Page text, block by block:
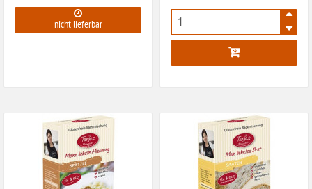
ohne Guarkernmehl
ohne Sellerie
glutenfrei
ohne
Sonnenblumen
nicht lieferbar 6191